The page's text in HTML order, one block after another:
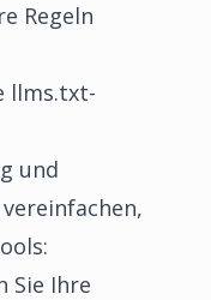
Regeln
llms.txt-
und
Sie Ihre